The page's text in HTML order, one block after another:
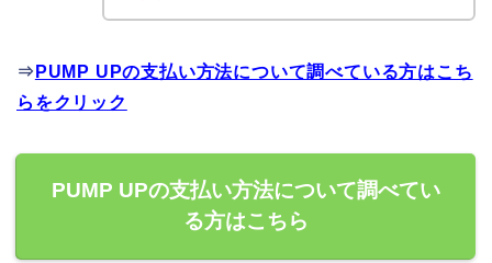
⇒ PUMP UPの支払い方法について調べている方はこち
らをクリック
PUMP UPの支払い方法について調べてい
る方はこちら